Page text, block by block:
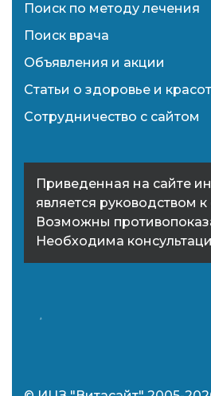
Поиск по методу лечения
Поиск врача
Объявления и акции
Статьи о здоровье и
Сотрудничество с сайтом
Приведенная на сайте
является руководством
Возможны
Необходима